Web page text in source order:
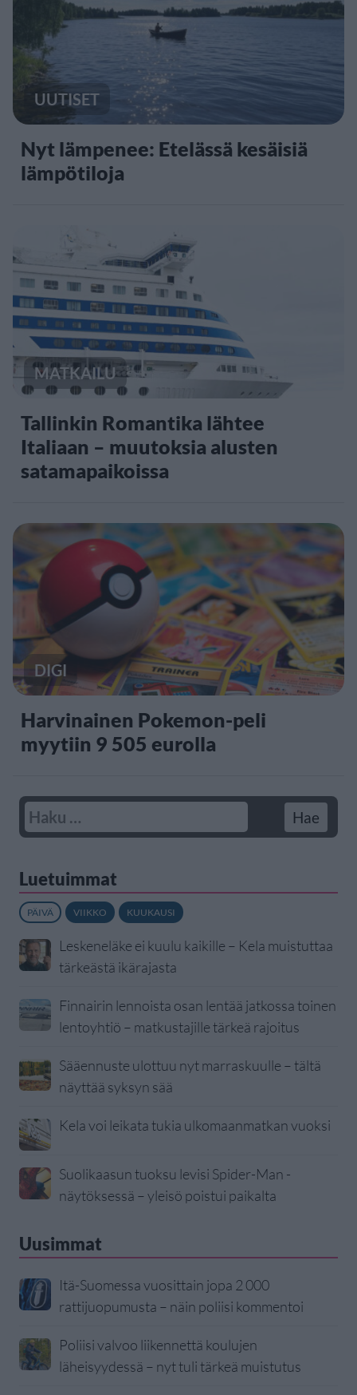
UUTISET
Nyt lämpenee: Etelässä kesäisiä
lämpötiloja
MATKAILU
Tallinkin Romantika lähtee
Italiaan – muutoksia alusten
satamapaikoissa
DIGI
Harvinainen Pokemon-peli
myytiin 9 505 eurolla
Luetuimmat
PÄIVÄ VIIKKO KUUKAUSI
Leskeneläke ei kuulu kaikille – Kela muistuttaa
tärkeästä ikärajasta
Finnairin lennoista osan lentää jatkossa toinen
lentoyhtiö – matkustajille tärkeä rajoitus
Sääennuste ulottuu nyt marraskuulle – tältä
näyttää syksyn sää
Kela voi leikata tukia ulkomaanmatkan vuoksi
Suolikaasun tuoksu levisi Spider-Man -
näytöksessä – yleisö poistui paikalta
Uusimmat
Itä-Suomessa vuosittain jopa 2 000
rattijuopumusta – näin poliisi kommentoi
Poliisi valvoo liikennettä koulujen
läheisyydessä – nyt tuli tärkeä muistutus